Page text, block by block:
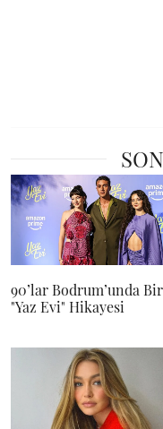
90’lar Bodrum’unda Bir
"Yaz Evi" Hikayesi